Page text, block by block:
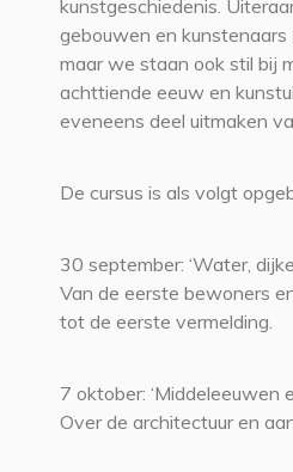
kunstgeschiedenis.
gebouwen en
maar we staan ook stil bij
achttiende eeuw en
eveneens deel uitmaken
De cursus is als volgt
30 september: ‘Water,
Van de eerste bewoners
tot de eerste vermelding.
7 oktober: ‘Middeleeuwen
Over de architectuur en